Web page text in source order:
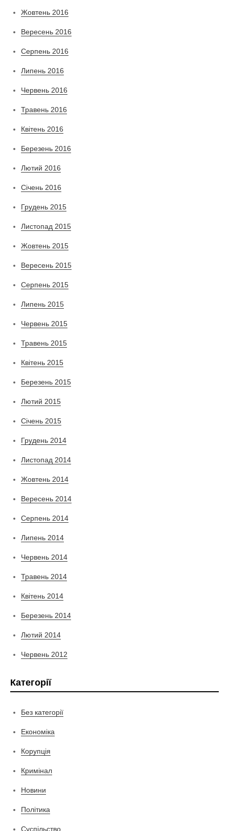
Жовтень 2016
Вересень 2016
Серпень 2016
Липень 2016
Червень 2016
Травень 2016
Квітень 2016
Березень 2016
Лютий 2016
Січень 2016
Грудень 2015
Листопад 2015
Жовтень 2015
Вересень 2015
Серпень 2015
Липень 2015
Червень 2015
Травень 2015
Квітень 2015
Березень 2015
Лютий 2015
Січень 2015
Грудень 2014
Листопад 2014
Жовтень 2014
Вересень 2014
Серпень 2014
Липень 2014
Червень 2014
Травень 2014
Квітень 2014
Березень 2014
Лютий 2014
Червень 2012
Категорії
Без категорії
Економіка
Корупція
Кримінал
Новини
Політика
Суспільство